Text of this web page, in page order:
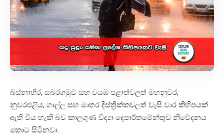
බස්නාහිර, සබරගමුව සහ වයඹ පළාත්වලත් මහනුවර,
නුවරඑළිය, ගාල්ල සහ මාතර දිස්ත්‍රික්කවලත් වැසි වාර කිහිපයක්
ඇති විය හැකි බව කාලගුණ විද්‍යා දෙපාර්තමේන්තුව නිවේදනය
කොට සිටිනවා.